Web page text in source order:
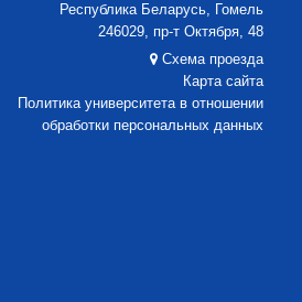
Республика Беларусь, Гомель
246029, пр-т Октября, 48
Схема проезда
Карта сайта
Политика университета в отношении
обработки персональных данных